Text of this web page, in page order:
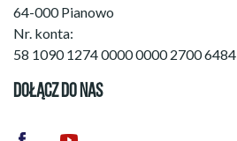
64-000 Pianowo
Nr. konta:
58 1090 1274 0000 0000 2700 6484
DOŁĄCZ DO NAS